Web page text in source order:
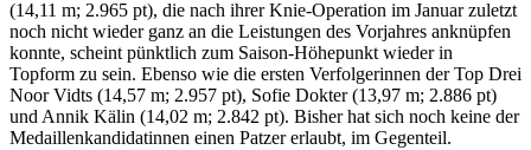
(14,11 m; 2.965 pt), die nach ihrer Knie-Operation im Januar zuletzt
noch nicht wieder ganz an die Leistungen des Vorjahres anknüpfen
konnte, scheint pünktlich zum Saison-Höhepunkt wieder in
Topform zu sein. Ebenso wie die ersten Verfolgerinnen der Top Drei
Noor Vidts (14,57 m; 2.957 pt), Sofie Dokter (13,97 m; 2.886 pt)
und Annik Kälin (14,02 m; 2.842 pt). Bisher hat sich noch keine der
Medaillenkandidatinnen einen Patzer erlaubt, im Gegenteil.